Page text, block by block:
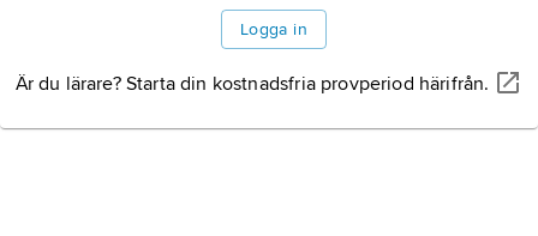
Logga in
Är du lärare? Starta din kostnadsfria provperiod härifrån.